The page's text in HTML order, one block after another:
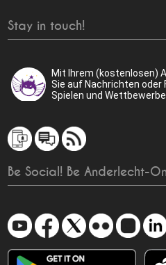
Stay in touch!
Mit Ihrem (kostenlosen)
Sie auf Nachrichten
Spielen und
Be Social! Be Anderlecht-